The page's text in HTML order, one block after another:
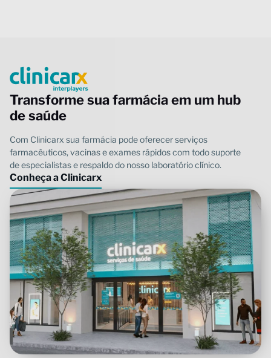
Transforme sua farmácia em um hub
de saúde
Conheça a Clinicarx